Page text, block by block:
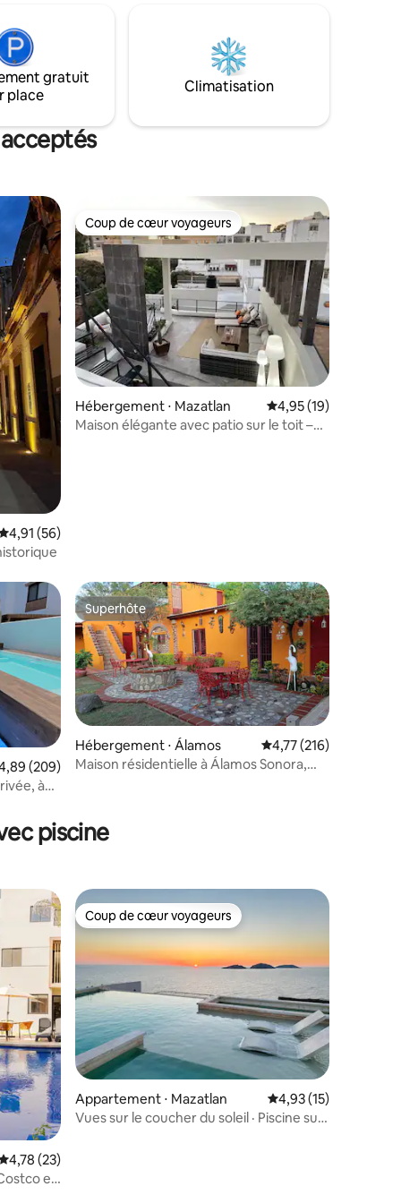
sites
de 5
face à
nocturne et activité culturelle, fêtes
traditionnelles (comme le Carnaval) et
sites d'intérêt (villages ruraux, etc.). Très
proche de la zone de carnaval.
gratuit
place
Climatisation
: 4,92 sur 5
moyenne sur la base de 56 commentaires : 4,91 sur 5
4,91 (56)
Coup de cœur voyageurs
Coup de cœur voyageurs
Hébergement ⋅ Mazatlan Évaluation moyenne
4,95 (19)
Maison élégante avec patio sur le toit –
: 4,88 sur 5
moyenne sur la base de 209 commentaires : 4,89 sur 5
(209)
à
Superhôte
Superhôte
Hébergement ⋅ Álamos Évaluation moyenne
4,77 (216)
Maison résidentielle à Álamos Sonora,
piscine
: 4,97 sur 5
moyenne sur la base de 23 commentaires : 4,78 sur 5
4,78 (23)
et
Coup de cœur voyageurs
Coup de cœur voyageurs
Appartement ⋅ Mazatlan Évaluation moyenne
4,93 (15)
Vues sur le coucher du soleil · Piscine sur